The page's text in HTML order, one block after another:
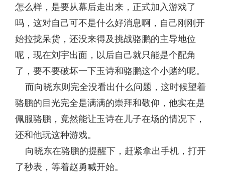
怎么样，是要从幕后走出来，正式加入游戏了
吗，这对自己可不是什么好消息啊，自己刚刚开
始拉拢呆货，还没来得及挑战骆鹏的主导地位
呢，现在刘宇出面，以后自己就只能是个配角
了，要不要破坏一下玉诗和骆鹏这个小赌约呢。
而向晓东则完全没看出什么问题，这时候望着
骆鹏的目光完全是满满的崇拜和敬仰，他实在是
佩服骆鹏，竟然能让玉诗在儿子在场的情况下，
还和他玩这种游戏。
向晓东在骆鹏的提醒下，赶紧拿出手机，打开
了秒表，等着赵勇喊开始。